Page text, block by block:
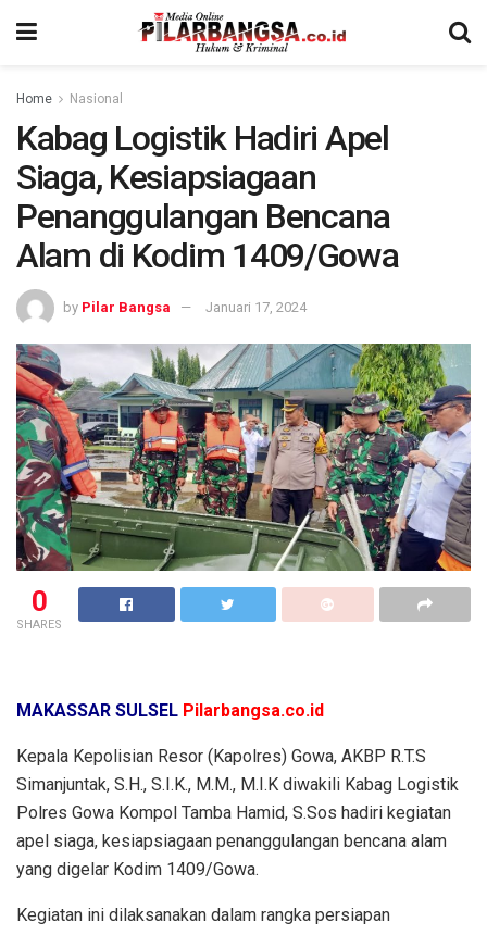
Home Nasional
Kabag Logistik Hadiri Apel
Siaga, Kesiapsiagaan
Penanggulangan Bencana
Alam di Kodim 1409/Gowa
by Pilar Bangsa Januari 17, 2024
0
SHARES
MAKASSAR SULSEL Pilarbangsa.co.id
Kepala Kepolisian Resor (Kapolres) Gowa, AKBP R.T.S
Simanjuntak, S.H., S.I.K., M.M., M.I.K diwakili Kabag Logistik
Polres Gowa Kompol Tamba Hamid, S.Sos hadiri kegiatan
apel siaga, kesiapsiagaan penanggulangan bencana alam
yang digelar Kodim 1409/Gowa.
Kegiatan ini dilaksanakan dalam rangka persiapan